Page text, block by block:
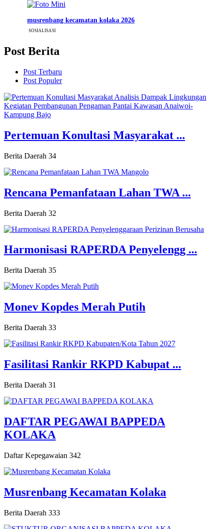
musrenbang kecamatan kolaka 2026
SOSIALISASI
Post Berita
Post Terbaru
Post Populer
Pertemuan Konultasi Masyarakat ...
Berita Daerah 34
Rencana Pemanfataan Lahan TWA ...
Berita Daerah 32
Harmonisasi RAPERDA Penyelengg ...
Berita Daerah 35
Monev Kopdes Merah Putih
Berita Daerah 33
Fasilitasi Rankir RKPD Kabupat ...
Berita Daerah 31
DAFTAR PEGAWAI BAPPEDA
KOLAKA
Daftar Kepegawaian 342
Musrenbang Kecamatan Kolaka
Berita Daerah 333